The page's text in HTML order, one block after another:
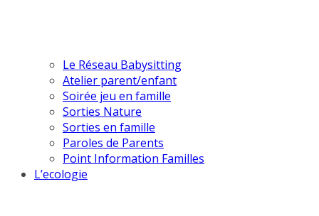
Le Réseau Babysitting
Atelier parent/enfant
Soirée jeu en famille
Sorties Nature
Sorties en famille
Paroles de Parents
Point Information Familles
L’ecologie